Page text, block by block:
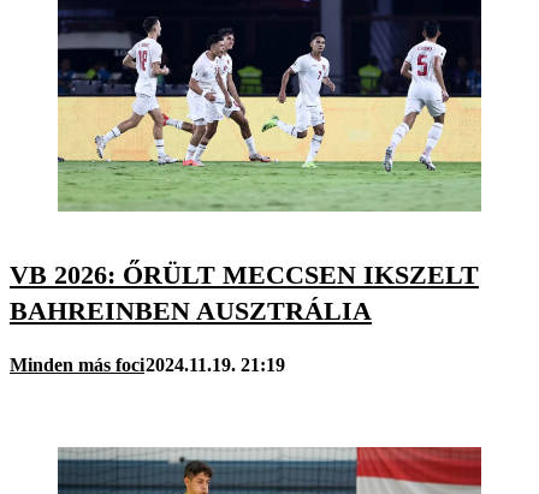
VB 2026: ŐRÜLT MECCSEN IKSZELT
BAHREINBEN AUSZTRÁLIA
Minden más foci2024.11.19. 21:19